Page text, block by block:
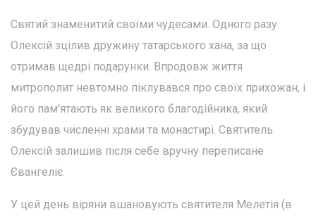
Святий знаменитий своїми чудесами. Одного разу
Олексій зцілив дружину татарського хана, за що
отримав щедрі подарунки. Впродовж життя
митрополит невтомно піклувався про своїх прихожан, і
його пам'ятають як великого благодійника, який
збудував численні храми та монастирі. Святитель
Олексій залишив після себе вручну переписане
Євангеліє.
У цей день віряни вшановують святителя Мелетія (в